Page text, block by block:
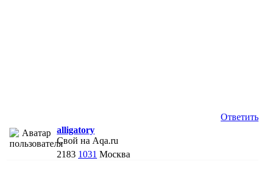
Ответить
alligatory
Свой на Aqa.ru
2183 1031 Москва